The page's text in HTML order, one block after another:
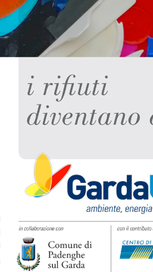
Attenzione a una truffa in